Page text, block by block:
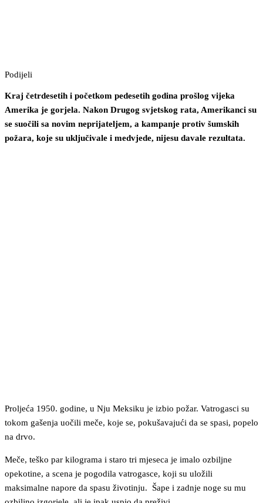
Podijeli
Kraj četrdesetih i početkom pedesetih godina prošlog vijeka
Amerika je gorjela. Nakon Drugog svjetskog rata, Amerikanci su
se suočili sa novim neprijateljem, a kampanje protiv šumskih
požara, koje su uključivale i medvjede, nijesu davale rezultata.
Proljeća 1950. godine, u Nju Meksiku je izbio požar. Vatrogasci su
tokom gašenja uočili meče, koje se, pokušavajući da se spasi, popelo
na drvo.
Meče, teško par kilograma i staro tri mjeseca je imalo ozbiljne
opekotine, a scena je pogodila vatrogasce, koji su uložili
maksimalne napore da spasu životinju. Šape i zadnje noge su mu